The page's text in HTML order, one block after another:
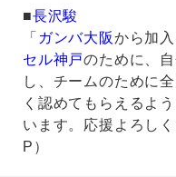
■長沢駿
「 ガンバ大阪から加
セル神戸のために、
し、チームのために
く認めてもらえるよ
います。応援よろし
P）